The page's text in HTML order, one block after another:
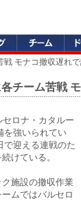
戦 モナコ撤収遅れ
チーム苦戦
ロナ・カタルー
を強いられてい
で迎える連戦のた
けている。
施設の撤収作業
ムではバルセロ